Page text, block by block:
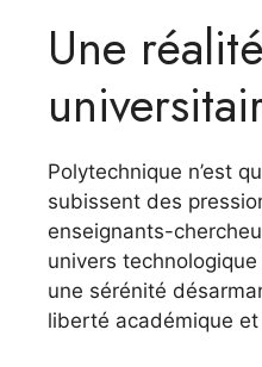
Une
Polytechnique n’est
subissent des
enseignants-
univers
une sérénité
liberté académique